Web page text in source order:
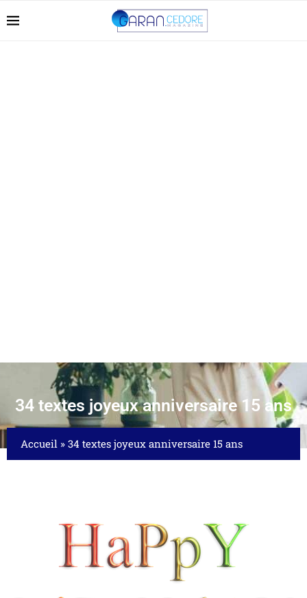
34 textes joyeux anniversaire 15 ans
Accueil » 34 textes joyeux anniversaire 15 ans